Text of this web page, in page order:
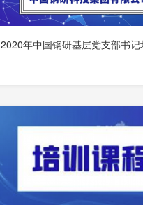
2020年中国钢研基层党支部书记